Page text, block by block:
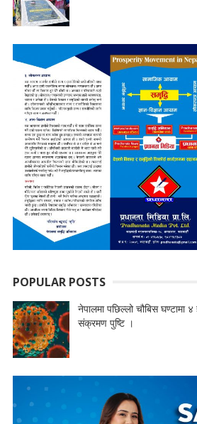
POPULAR POSTS
नेपालमा पछिल्लो चौबिस घण्टामा
संक्रमण पुष्टि ।